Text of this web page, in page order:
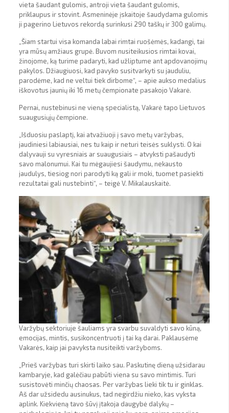
vieta šaudant gulomis, antroji vieta šaudant gulomis,
priklaupus ir stovint. Asmeninėje įskaitoje šaudydama gulomis
ji pagerino Lietuvos rekordą surinkusi 290 taškų ir 300 galimų.
„Šiam startui visa komanda labai rimtai ruošėmės, kadangi, tai
yra mūsų amžiaus grupė. Buvom nusiteikusios rimtai kovai,
žinojome, ką turime padaryti, kad užliptume ant apdovanojimų
pakylos. Džiaugiuosi, kad pavyko susitvarkyti su jauduliu,
parodėme, kad ne veltui tiek dirbome“, – apie aukso medalius
iškovotus jaunių iki 16 metų čempionate pasakojo Vakarė.
Pernai, nustebinusi ne vieną specialistą, Vakarė tapo Lietuvos
suaugusiųjų čempione.
„Išduosiu paslaptį, kai atvažiuoji į savo metų varžybas,
jaudiniesi labiausiai, nes tu kaip ir neturi teisės suklysti. O kai
dalyvauji su vyresniais ar suaugusiais – atvyksti pašaudyti
savo malonumui. Kai tu mėgaujiesi šaudymu, nekausto
jaudulys, tiesiog nori parodyti ką gali ir moki, tuomet pasiekti
rezultatai gali nustebinti“, – teigė V. Mikalauskaitė.
Varžybų sektoriuje šauliams yra svarbu suvaldyti savo kūną,
emocijas, mintis, susikoncentruoti į tai ką darai. Paklausėme
Vakarės, kaip jai pavyksta nusiteikti varžyboms.
„Prieš varžybas turi skirti laiko sau. Paskutinę dieną užsidarau
kambaryje, kad galėčiau pabūti viena su savo mintimis. Turi
susistovėti minčių chaosas. Per varžybas lieki tik tu ir ginklas.
Aš dar užsidedu ausinukus, tad negirdžiu nieko, kas vyksta
aplink. Kiekvieną tavo šūvį įtakoja daugybė dalykų –